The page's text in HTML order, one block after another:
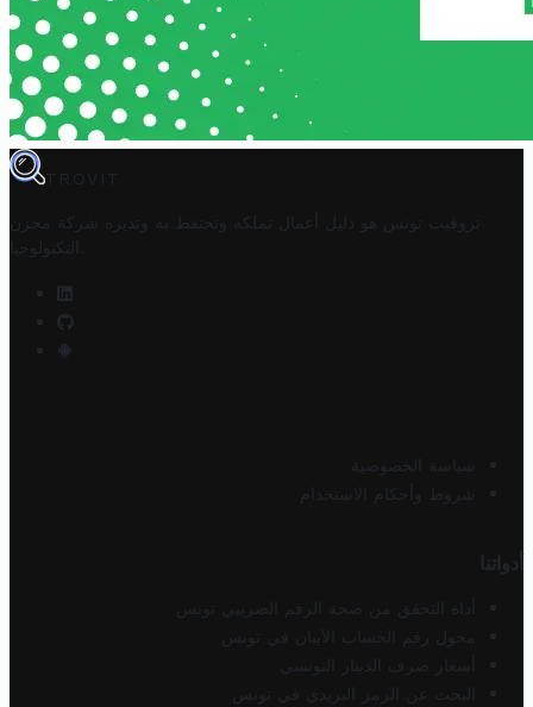
TROVIT
تروفيت تونس هو دليل أعمال تملكه وتحتفظ به وتديره
شركة مخزن
التكنولوجيا
سياسة الخصوصية
شروط وأحكام الاستخدام
أدواتنا
أداة التحقق من صحة الرقم الضريبي تونس
محول رقم الحساب الآيبان في تونس
أسعار صرف الدينار التونسي
البحث عن الرمز البريدي في تونس